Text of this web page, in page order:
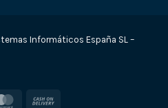
Informáticos España SL –
MasterCard